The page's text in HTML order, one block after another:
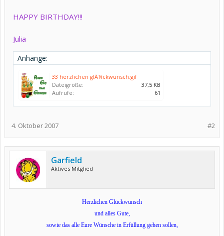
HAPPY BIRTHDAY!!!
Julia
Anhänge:
33 herzlichen glÃ¼ckwunsch.gif
Dateigröße:
37,5 KB
Aufrufe:
61
#2
4. Oktober 2007
Garfield
Aktives Mitglied
Herzlichen Glückwunsch
und alles Gute,
sowie das alle Eure Wünsche in Erfüllung gehen sollen,